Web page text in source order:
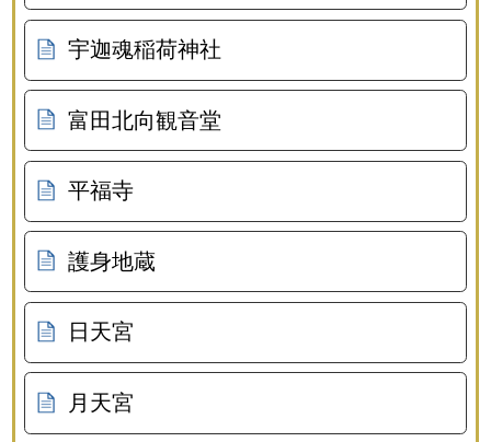
宇迦魂稲荷神社
富田北向観音堂
平福寺
護身地蔵
日天宮
月天宮